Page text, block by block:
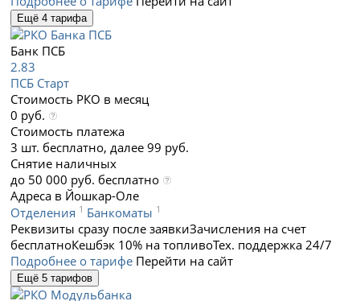
Ещё 4 тарифа
Банк ПСБ
2.83
ПСБ Старт
Стоимость РКО в месяц
0 руб.
Стоимость платежа
3 шт. бесплатно, далее 99 руб.
Снятие наличных
до 50 000 руб. бесплатно
Адреса в Йошкар-Оле
Отделения 1 Банкоматы 1
Реквизиты сразу после заявкиЗачисления на счет
бесплатноКешбэк 10% на топливоТех. поддержка 24/7
Подробнее о тарифе Перейти на сайт
Ещё 5 тарифов